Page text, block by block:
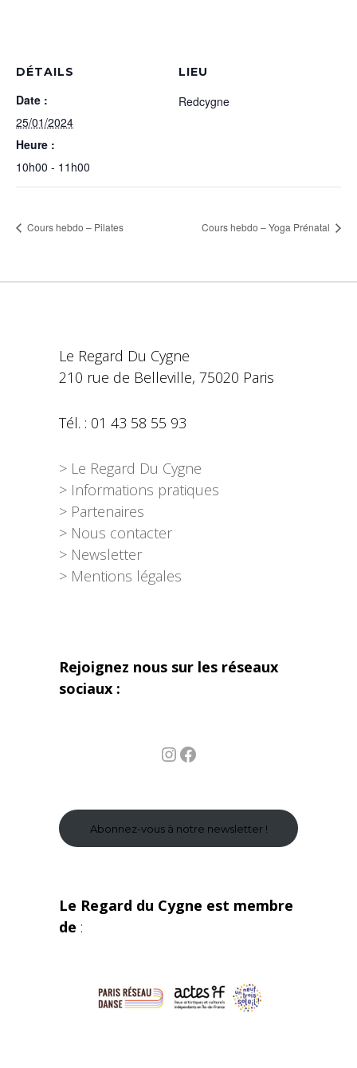
DÉTAILS
Date :
25/01/2024
Heure :
10h00 - 11h00
LIEU
Redcygne
Cours hebdo – Pilates Cours hebdo – Yoga Prénatal
Le Regard Du Cygne
210 rue de Belleville, 75020 Paris
Tél. : 01 43 58 55 93
> Le Regard Du Cygne
> Informations pratiques
> Partenaires
> Nous contacter
> Newsletter
> Mentions légales
Rejoignez nous sur les réseaux
sociaux :
InstagramFacebook
Abonnez-vous à notre newsletter !
Le Regard du Cygne est membre
de :